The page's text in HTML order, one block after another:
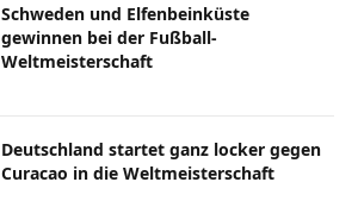
Schweden und Elfenbeinküste
gewinnen bei der Fußball-
Weltmeisterschaft
Deutschland startet ganz locker gegen
Curacao in die Weltmeisterschaft